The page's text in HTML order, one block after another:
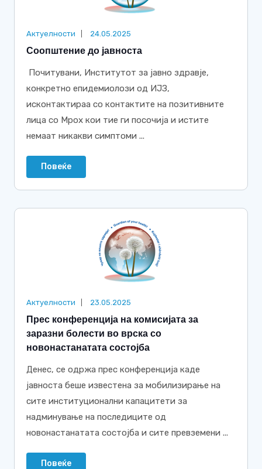
Актуелности 24.05.2025
Соопштение до јавноста
Почитувани, Институтот за јавно здравје,
конкретно епидемиолози од ИЈЗ,
исконтактираа со контактите на позитивните
лица со Mpox кои тие ги посочија и истите
немаат никакви симптоми ...
Повеќе
Актуелности 23.05.2025
Прес конференција на комисијата за
заразни болести во врска со
новонастанатата состојба
Денес, се одржа прес конференција каде
јавноста беше известена за мобилизирање на
сите институционални капацитети за
надминување на последиците од
новонастанатата состојба и сите превземени ...
Повеќе